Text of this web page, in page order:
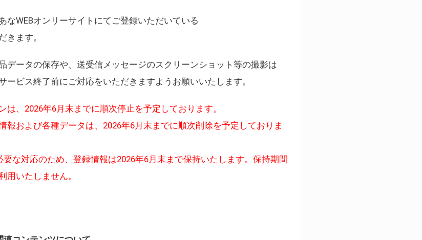
なWEBオンリーサイトにてご登録いただいている
きます。
データの保存や、送受信メッセージのスクリーンショット等の撮影は
ービス終了前にご対応をいただきますようお願いいたします。
、2026年6月末までに順次停止を予定しております。
報および各種データは、2026年6月末までに順次削除を予定しておりま
な対応のため、登録情報は2026年6月末まで保持いたします。保持期間
用いたしません。